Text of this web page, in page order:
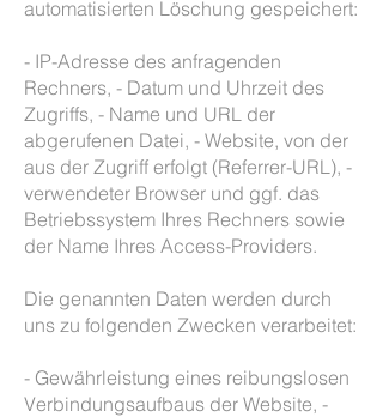
automatisierten Löschung gespeichert:
- IP-Adresse des anfragenden
Rechners, - Datum und Uhrzeit des
Zugriffs, - Name und URL der
abgerufenen Datei, - Website, von der
aus der Zugriff erfolgt (Referrer-URL), -
verwendeter Browser und ggf. das
Betriebssystem Ihres Rechners sowie
der Name Ihres Access-Providers.
Die genannten Daten werden durch
uns zu folgenden Zwecken verarbeitet:
- Gewährleistung eines reibungslosen
Verbindungsaufbaus der Website, -